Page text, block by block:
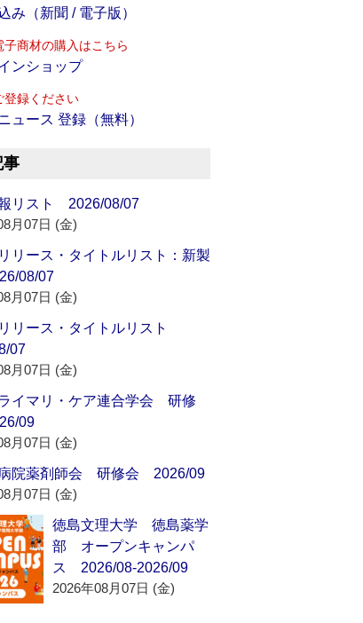
み（新聞 / 電子版）
子商材の購入はこちら
ンショップ
登録ください
ュース 登録（無料）
事
リスト 2026/08/07
月07日 (金)
リース・タイトルリスト：新製
08/07
月07日 (金)
リース・タイトルリスト
07
月07日 (金)
イマリ・ケア連合学会 研修
09
月07日 (金)
院薬剤師会 研修会 2026/09
月07日 (金)
徳島文理大学 徳島薬学
部 オープンキャンパ
ス 2026/08-2026/09
2026年08月07日 (金)